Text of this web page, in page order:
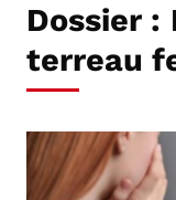
Monde
Eglises
Tous les articles
Faire un don
Dossier :
terreau